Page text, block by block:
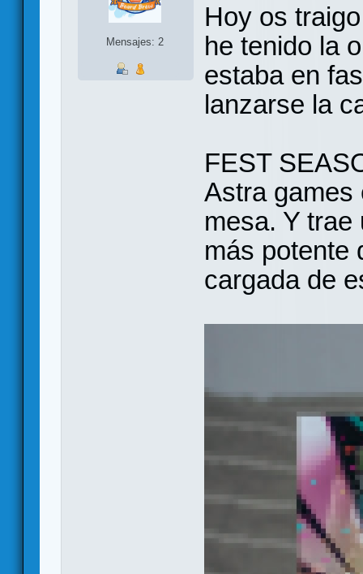
Mensajes: 2
Hoy os
he tenido la
estaba en
lanzarse la
FEST
Astra games
mesa. Y
más potente
cargada de